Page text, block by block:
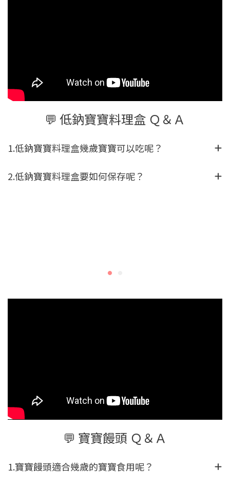
💬 低鈉寶寶料理盒 Ｑ＆Ａ
1.低鈉寶寶料理盒幾歲寶寶可以吃呢？
2.低鈉寶寶料理盒要如何保存呢？
💬 寶寶饅頭 Ｑ＆Ａ
1.寶寶饅頭適合幾歲的寶寶食用呢？